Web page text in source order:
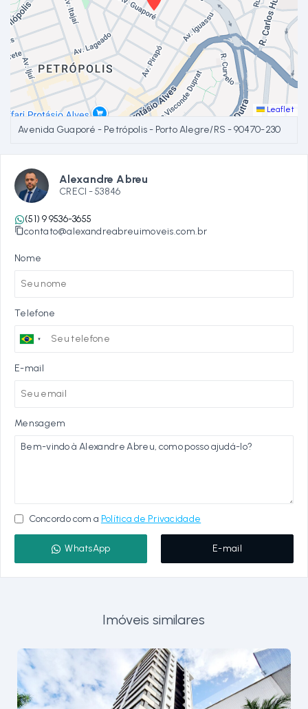
Leaflet
Avenida Guaporé - Petrópolis - Porto Alegre/RS - 90470-230
Alexandre Abreu
CRECI -53846
(51) 9 9536-3655
contato@alexandreabreuimoveis.com.br
Nome
Telefone
E-mail
Mensagem
Concordo com a Política de Privacidade
WhatsApp E-mail
Imóveis similares